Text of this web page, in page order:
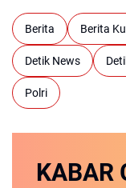
Berita Berita
Detik News
Polri
KABAR